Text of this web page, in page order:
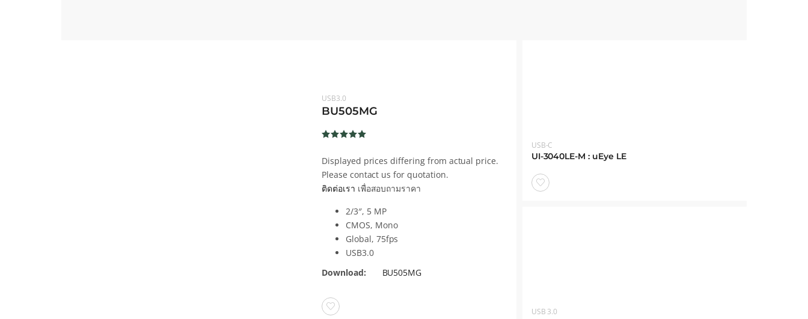
USB3.0
BU505MG
1-5
คะแนน
Displayed prices differing from actual price.
Please contact us for quotation.
ติดต่อเรา เพื่อสอบถามราคา
2/3″, 5 MP
CMOS, Mono
Global, 75fps
USB3.0
Download:
BU505MG
USB-C
UI-3040LE-M : uEye LE
USB 3.0